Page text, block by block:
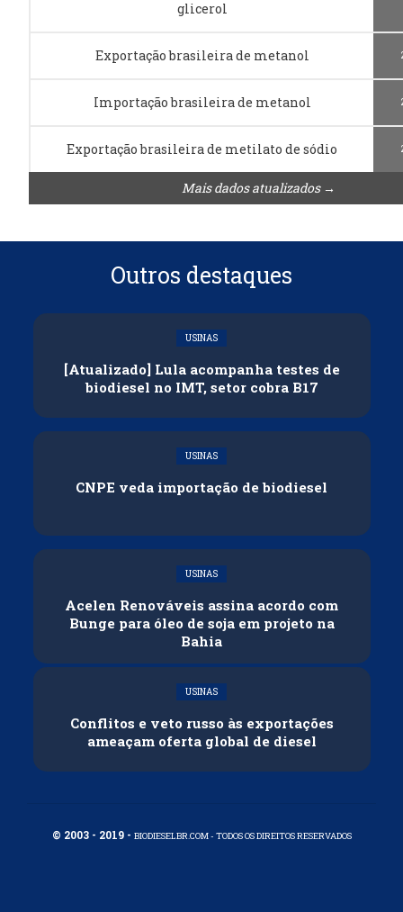
glicerol
Exportação brasileira de metanol
Importação brasileira de metanol
Exportação brasileira de metilato de sódio
Mais dados atualizados →
Outros destaques
USINAS
[Atualizado] Lula acompanha testes de
biodiesel no IMT, setor cobra B17
USINAS
CNPE veda importação de biodiesel
USINAS
Acelen Renováveis assina acordo com
Bunge para óleo de soja em projeto na
Bahia
USINAS
Conflitos e veto russo às exportações
ameaçam oferta global de diesel
© 2003 - 2019 - BIODIESELBR.COM - TODOS OS DIREITOS RESERVADOS